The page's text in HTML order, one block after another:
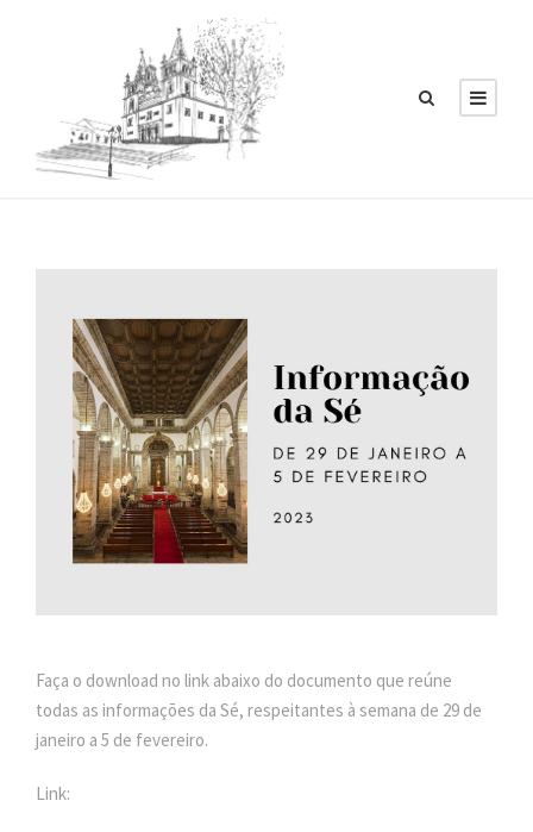
Faça o download no link abaixo do documento que reúne
todas as informações da Sé, respeitantes à semana de 29 de
janeiro a 5 de fevereiro.
Link: